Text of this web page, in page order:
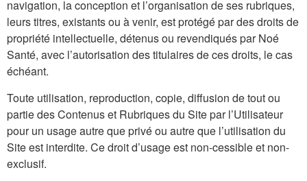
navigation, la conception et l’organisation de ses rubriques,
leurs titres, existants ou à venir, est protégé par des droits de
propriété intellectuelle, détenus ou revendiqués par Noé
Santé, avec l’autorisation des titulaires de ces droits, le cas
échéant.
Toute utilisation, reproduction, copie, diffusion de tout ou
partie des Contenus et Rubriques du Site par l’Utilisateur
pour un usage autre que privé ou autre que l’utilisation du
Site est interdite. Ce droit d’usage est non-cessible et non-
exclusif.